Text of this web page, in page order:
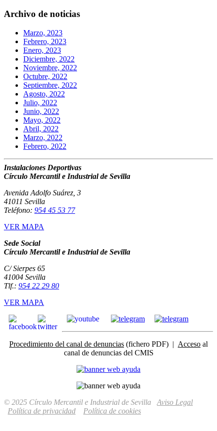
Archivo de noticias
Marzo, 2023
Febrero, 2023
Enero, 2023
Diciembre, 2022
Noviembre, 2022
Octubre, 2022
Septiembre, 2022
Agosto, 2022
Julio, 2022
Junio, 2022
Mayo, 2022
Abril, 2022
Marzo, 2022
Febrero, 2022
Instalaciones Deportivas
Círculo Mercantil e Industrial de Sevilla
Avenida Adolfo Suárez, 3
41011 Sevilla
Teléfono: 954 45 53 77
VER MAPA
Sede Social
Círculo Mercantil e Industrial de Sevilla
C/ Sierpes 65
41004 Sevilla
Tlf.: 954 22 29 80
VER MAPA
Procedimiento del canal de denuncias (fichero PDF) | Acceso al
canal de denuncias del CMIS
© 2025 Círculo Mercantil e Industrial de Sevilla Aviso Legal
Política de privacidad
Política de cookies